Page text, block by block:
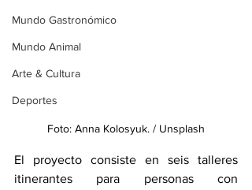
Mundo Gastronómico
Mundo Animal
Arte & Cultura
Deportes
Foto: Anna Kolosyuk. / Unsplash
El proyecto consiste en seis talleres
itinerantes para personas con